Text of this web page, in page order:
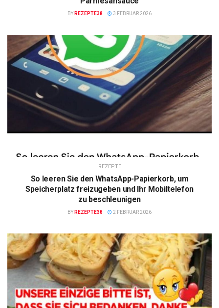
BY REZEPTE38 3 FEBRUAR 2026
REZEPTE
So leeren Sie den WhatsApp-Papierkorb, um
Speicherplatz freizugeben und Ihr Mobiltelefon
zu beschleunigen
BY REZEPTE38 2 FEBRUAR 2026